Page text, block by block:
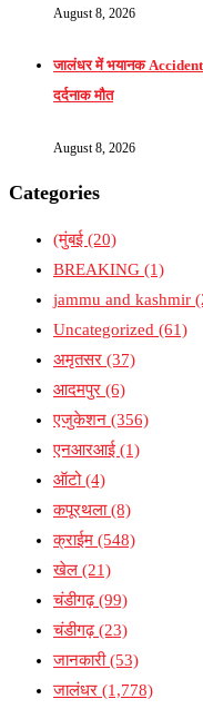
August 8, 2026
जालंधर में भयानक
दर्दनाक मौत
August 8, 2026
Categories
(मुंबई (20)
BREAKING (1)
jammu and kashmir
Uncategorized (61)
अमृतसर (37)
आदमपुर (6)
एजुकेशन (356)
एनआरआई (1)
ऑटो(4)
कपूरथला(8)
क्राईम (548)
खेल (21)
चंडीगढ़(99)
चंडीगढ़(23)
जानकारी(53)
जालंधर (1,778)